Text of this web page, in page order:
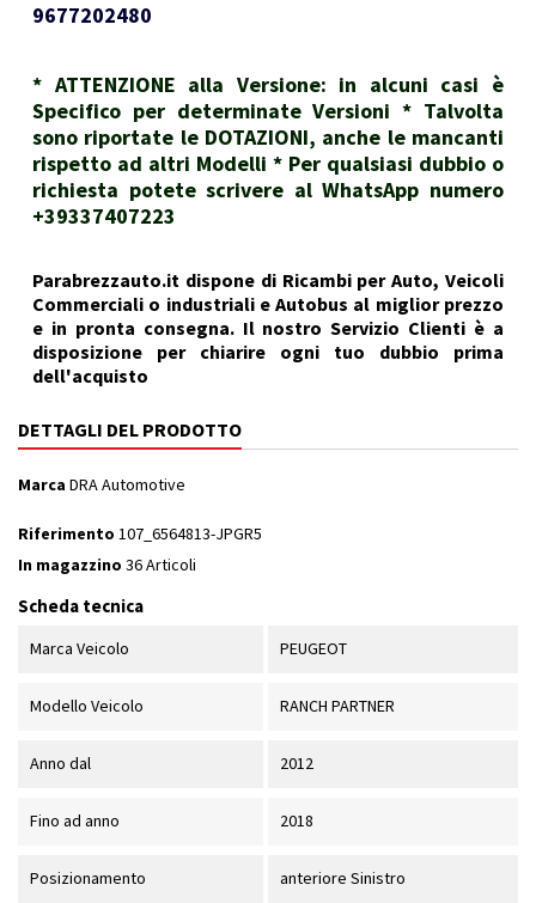
9677202480
* ATTENZIONE alla Versione: in alcuni casi è
Specifico per determinate Versioni * Talvolta
sono riportate le DOTAZIONI, anche le mancanti
rispetto ad altri Modelli * Per qualsiasi dubbio o
richiesta potete scrivere al WhatsApp numero
+39337407223
Parabrezzauto.it dispone di Ricambi per Auto, Veicoli
Commerciali o industriali e Autobus al miglior prezzo
e in pronta consegna. Il nostro Servizio Clienti è a
disposizione per chiarire ogni tuo dubbio prima
dell'acquisto
DETTAGLI DEL PRODOTTO
Marca DRA Automotive
Riferimento 107_6564813-JPGR5
In magazzino 36 Articoli
Scheda tecnica
Marca Veicolo PEUGEOT
Modello Veicolo RANCH PARTNER
Anno dal 2012
Fino ad anno 2018
Posizionamento anteriore Sinistro